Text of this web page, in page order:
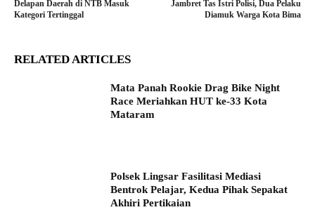
Delapan Daerah di NTB Masuk
Kategori Tertinggal
Jambret Tas Istri Polisi, Dua Pelaku
Diamuk Warga Kota Bima
RELATED ARTICLES
Mata Panah Rookie Drag Bike Night
Race Meriahkan HUT ke-33 Kota
Mataram
Polsek Lingsar Fasilitasi Mediasi
Bentrok Pelajar, Kedua Pihak Sepakat
Akhiri Pertikaian